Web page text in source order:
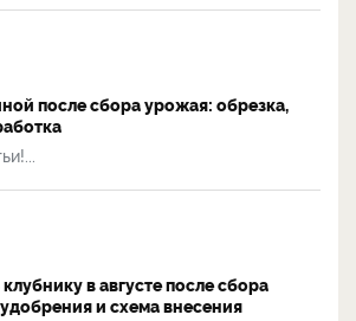
после сбора урожая: обрезка,
в августе после сбора
и схема внесения